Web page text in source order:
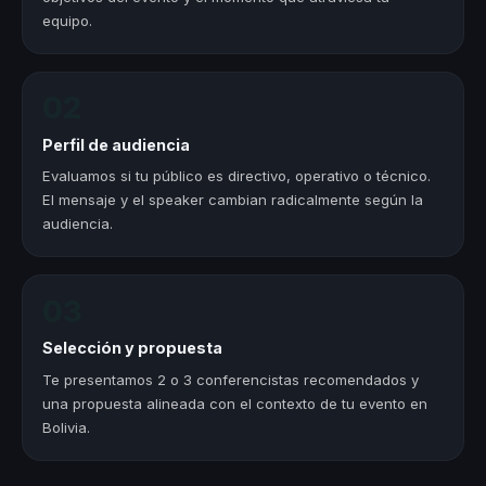
equipo.
Perfil de audiencia
Evaluamos si tu público es directivo, operativo o técnico.
El mensaje y el speaker cambian radicalmente según la
audiencia.
Selección y propuesta
Te presentamos 2 o 3 conferencistas recomendados y
una propuesta alineada con el contexto de tu evento en
Bolivia.